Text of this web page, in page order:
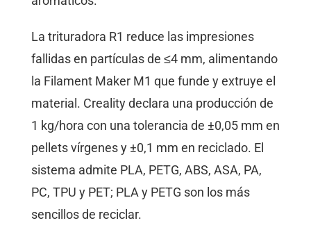
La trituradora R1 reduce las impresiones
fallidas en partículas de ≤4 mm, alimentando
la Filament Maker M1 que funde y extruye el
material. Creality declara una producción de
1 kg/hora con una tolerancia de ±0,05 mm en
pellets vírgenes y ±0,1 mm en reciclado. El
sistema admite PLA, PETG, ABS, ASA, PA,
PC, TPU y PET; PLA y PETG son los más
sencillos de reciclar.